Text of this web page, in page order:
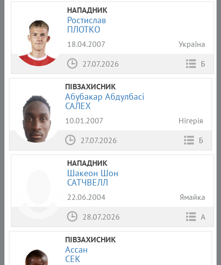
НАПАДНИК
Ростислав
ПЛОТКО
18.04.2007
Україна
27.07.2026
Б
ПІВЗАХИСНИК
Абубакар Абдулбасі
САЛЕХ
10.01.2007
Нігерія
27.07.2026
Б
НАПАДНИК
Шакеон Шон
САТЧВЕЛЛ
22.06.2004
Ямайка
28.07.2026
А
ПІВЗАХИСНИК
Ассан
СЕК